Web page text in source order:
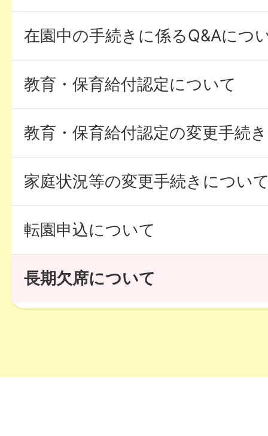
在園中の手続きに係るQ&Aにつ
教育・保育給付認定について
教育・保育給付認定の変更手続
家庭状況等の変更手続きについ
転園申込について
長期欠席について